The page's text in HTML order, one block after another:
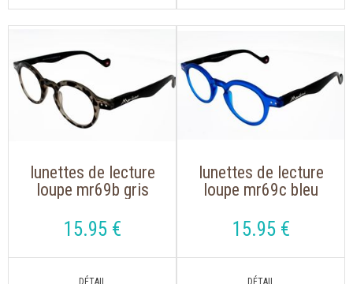
lunettes de lecture
loupe mr69b gris
souple
15.95 €
lunettes de lecture
loupe mr69c bleu
15.95 €